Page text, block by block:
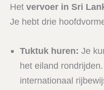
Het vervoer in Sri
Je hebt drie
Tuktuk huren: Je
het eiland
internationaal